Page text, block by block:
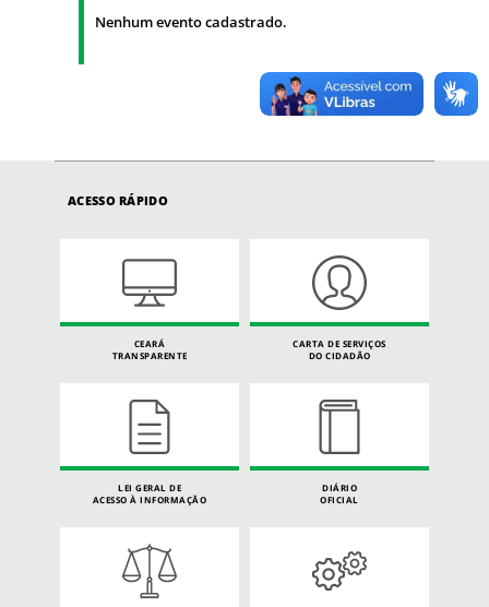
Nenhum evento cadastrado.
ACESSO RÁPIDO
CEARÁ
TRANSPARENTE
CARTA DE SERVIÇOS
DO CIDADÃO
LEI GERAL DE
ACESSO À INFORMAÇÃO
DIÁRIO
OFICIAL